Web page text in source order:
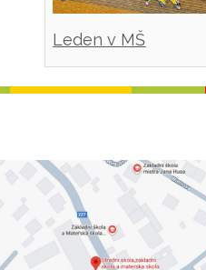
Leden v MŠ